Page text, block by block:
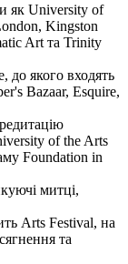
як University of
Kingston
Art та Trinity
до якого входять
Bazaar, Esquire,
of the Arts
Foundation in
митці,
Arts Festival, на
та